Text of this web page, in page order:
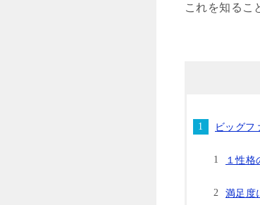
これを知るこ
ビッグフ
１性格
満足度